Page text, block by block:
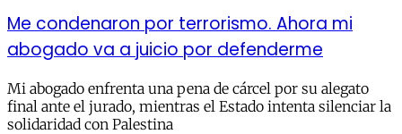
Me condenaron por terrorismo. Ahora mi
abogado va a juicio por defenderme
Mi abogado enfrenta una pena de cárcel por su alegato
final ante el jurado, mientras el Estado intenta silenciar la
solidaridad con Palestina